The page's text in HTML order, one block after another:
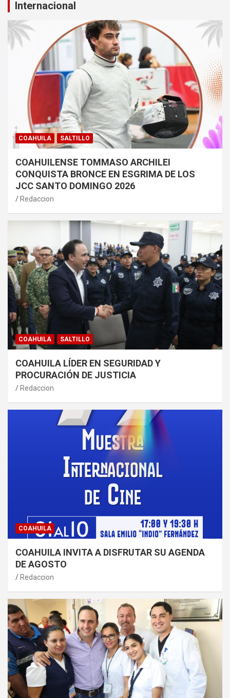
Internacional
COAHUILA SALTILLO
COAHUILENSE TOMMASO ARCHILEI
CONQUISTA BRONCE EN ESGRIMA DE LOS
JCC SANTO DOMINGO 2026
Redaccion
COAHUILA SALTILLO
COAHUILA LÍDER EN SEGURIDAD Y
PROCURACIÓN DE JUSTICIA
Redaccion
COAHUILA
COAHUILA INVITA A DISFRUTAR SU AGENDA
DE AGOSTO
Redaccion